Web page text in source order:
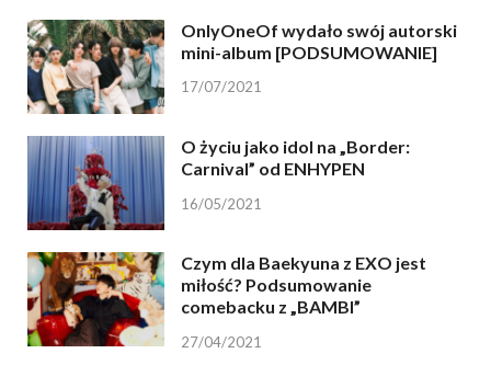
OnlyOneOf wydało swój autorski
mini-album [PODSUMOWANIE]
17/07/2021
O życiu jako idol na „Border:
Carnival” od ENHYPEN
16/05/2021
Czym dla Baekyuna z EXO jest
miłość? Podsumowanie
comebacku z „BAMBI”
27/04/2021